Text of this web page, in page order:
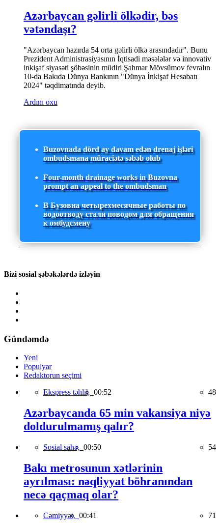
Azərbaycan gəlirli ölkədir, bəs
vətəndaşı?
"Azərbaycan hazırda 54 orta gəlirli ölkə arasındadır". Bunu
Prezident Administrasiyasının İqtisadi məsələlər və innovativ
inkişaf siyasəti şöbəsinin müdiri Şahmar Mövsümov fevralın
10-da Bakıda Dünya Bankının "Dünya İnkişaf Hesabatı
2024" təqdimatında deyib.
Ardını oxu
Buzovnada dörd ay davam edən drenaj işləri
ombudsmana müraciətə səbəb olub
Four-month drainage works in Buzovna
prompt an appeal to the ombudsman
В Бузовна четырехмесячные работы по
водоотводу стали поводом для обращения
к омбудсмену
Bizi sosial şəbəkələrdə izləyin
Gündəmdə
Yeni
Populyar
Redaktorun seçimi
Ekspress təhlil, 00:52 48
Azərbaycanda 65 min vakansiya niyə
doldurulmamış qalır?
Sosial sahə, 00:50 54
Bakı metrosunun xətlərinin
ayrılması: nəqliyyat böhranından
necə qaçmaq olar?
Cəmiyyət, 00:41 71